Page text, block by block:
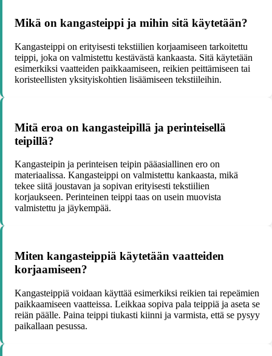
Mikä on kangasteippi ja mihin sitä käytetään?
Kangasteippi on erityisesti tekstiilien korjaamiseen tarkoitettu
teippi, joka on valmistettu kestävästä kankaasta. Sitä käytetään
esimerkiksi vaatteiden paikkaamiseen, reikien peittämiseen tai
koristeellisten yksityiskohtien lisäämiseen tekstiileihin.
Mitä eroa on kangasteipillä ja perinteisellä
teipillä?
Kangasteipin ja perinteisen teipin pääasiallinen ero on
materiaalissa. Kangasteippi on valmistettu kankaasta, mikä
tekee siitä joustavan ja sopivan erityisesti tekstiilien
korjaukseen. Perinteinen teippi taas on usein muovista
valmistettu ja jäykempää.
Miten kangasteippiä käytetään vaatteiden
korjaamiseen?
Kangasteippiä voidaan käyttää esimerkiksi reikien tai repeämien
paikkaamiseen vaatteissa. Leikkaa sopiva pala teippiä ja aseta se
reiän päälle. Paina teippi tiukasti kiinni ja varmista, että se pysyy
paikallaan pesussa.